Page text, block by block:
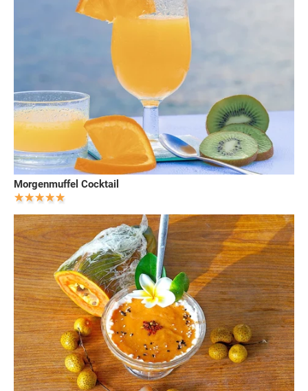
Morgenmuffel Cocktail